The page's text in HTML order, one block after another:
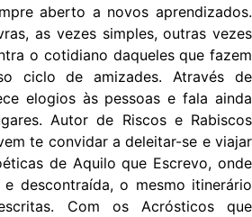
aberto a novos aprendizados.
as vezes simples, outras vezes
o cotidiano daqueles que fazem
ciclo de amizades. Através de
elogios às pessoas e fala ainda
Autor de Riscos e Rabiscos
te convidar a deleitar-se e viajar
de Aquilo que Escrevo, onde
descontraída, o mesmo itinerário
Com os Acrósticos que